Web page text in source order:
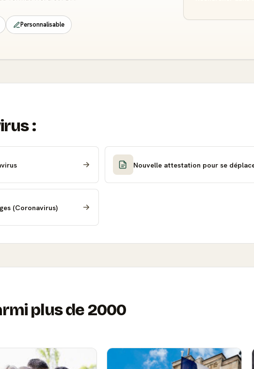
Personnalisable
:
Nouvelle attestation pour se
(Coronavirus)
plus de 2000